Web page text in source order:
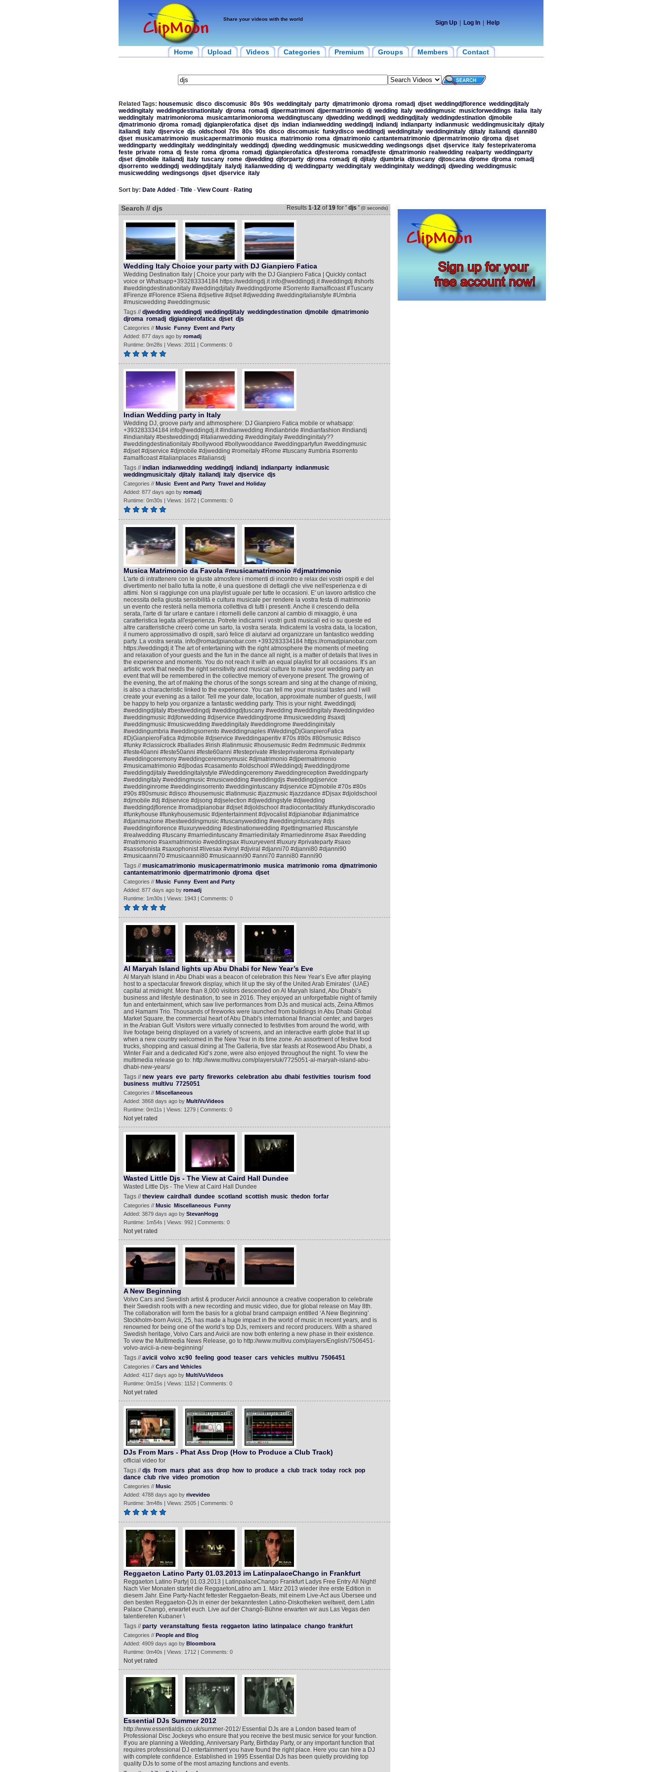
Share your videos with the world
Sign Up Log In Help
Home Upload Videos Categories Premium Groups Members Contact
Related Tags: housemusic disco discomusic 80s 90s weddingitaly party djmatrimonio djroma romadj djset weddingdjflorence weddingdjitaly
weddingitaly weddingdestinationitaly djroma romadj djpermatrimoni djpermatrimonio dj wedding italy weddingmusic musicforweddings italia italy
weddingitaly matrimonioroma musicamtarimonioroma weddingtuscany djwedding weddingdj weddingdjitaly weddingdestination djmobile
djmatrimonio djroma romadj djgianpierofatica djset djs indian indianwedding weddingdj indiandj indianparty indianmusic weddingmusicitaly djitaly
italiandj italy djservice djs oldschool 70s 80s 90s disco discomusic funkydisco weddingdj weddingitaly weddinginitaly djitaly italiandj djanni80
djset musicamatrimonio musicapermatrimonio musica matrimonio roma djmatrimonio cantantematrimonio djpermatrimonio djroma djset
weddingparty weddingitaly weddinginitaly weddingdj djweding weddingmusic musicwedding wedingsongs djset djservice italy festeprivateroma
feste private roma dj feste roma djroma romadj djgianpierofatica djfesteroma romadjfeste djmatrimonio realwedding realparty weddingparty
djset djmobile italiandj italy tuscany rome djwedding djforparty djroma romadj dj djitaly djumbria djtuscany djtoscana djrome djroma romadj
djsorrento weddingdj weddingdjitaly italydj italianwedding dj weddingparty weddingitaly weddinginitaly weddingdj djweding weddingmusic
musicwedding wedingsongs djset djservice italy
Sort by: Date Added - Title- View Count- Rating
Search // djs Results 1-12of19for ' djs ' (0 seconds)
Wedding Italy Choice your party with DJ Gianpiero Fatica
Wedding Destination Italy | Choice your party with the DJ Gianpiero Fatica | Quickly contact
voice or Whatsapp+393283334184 https://weddingdj.it info@weddingdj.it #weddingdj #shorts
#weddingdestinationitaly #weddingdjitaly #weddingdjrome #Sorrento #amalficoast #Tuscany
#Firenze #Florence #Siena #djsetlive #djset #djwedding #weddingitalianstyle #Umbria
#musicwedding #weddingmusic
Tags //djwedding weddingdj weddingdjitaly weddingdestination djmobile djmatrimonio
djroma romadj djgianpierofatica djset djs
Categories // Music Funny Event and Party
Added: 877 days ago by romadj
Runtime: 0m28s | Views: 2011 | Comments: 0
Indian Wedding party in Italy
Wedding DJ, groove party and athmosphere: DJ Gianpiero Fatica mobile or whatsapp:
+393283334184 info@weddingdj.it #indianwedding #indianbride #indianfashion #indiandj
#indianitaly #bestweddingdj #italianwedding #weddingitaly #weddinginitaly??
#weddingdestinationitaly #bollywood #bollywooddance #weddingpartyfun #weddingmusic
#djset #djservice #djmobile #djwedding #romeitaly #Rome #tuscany #umbria #sorrento
#amalficoast #italianplaces #italiansdj
Tags //indian indianwedding weddingdj indiandj indianparty indianmusic
weddingmusicitaly djitaly italiandj italy djservice djs
Categories // Music Event and Party Travel and Holiday
Added: 877 days ago by romadj
Runtime: 0m30s | Views: 1672 | Comments: 0
Musica Matrimonio da Favola #musicamatrimonio #djmatrimonio
L'arte di intrattenere con le giuste atmosfere i momenti di incontro e relax dei vostri ospiti e del
divertimento nel ballo tutta la notte, è una questione di dettagli che vive nell'esperienza e di
attimi. Non si raggiunge con una playlist uguale per tutte le occasioni. E' un lavoro artistico che
necessita della giusta sensibilità e cultura musicale per rendere la vostra festa di matrimonio
un evento che resterà nella memoria collettiva di tutti i presenti. Anche il crescendo della
serata, l'arte di far urlare e cantare i ritornelli delle canzoni al cambio di mixaggio, è una
caratteristica legata all'esperienza. Potrete indicarmi i vostri gusti musicali ed io su queste ed
altre caratteristiche creerò come un sarto, la vostra serata. Indicatemi la vostra data, la location,
il numero approssimativo di ospiti, sarò felice di aiutarvi ad organizzare un fantastico wedding
party. La vostra serata. info@romadjpianobar.com +393283334184 https://romadjpianobar.com
https://weddingdj.it The art of entertaining with the right atmosphere the moments of meeting
and relaxation of your guests and the fun in the dance all night, is a matter of details that lives in
the experience and moments. You do not reach it with an equal playlist for all occasions. It’s an
artistic work that needs the right sensitivity and musical culture to make your wedding party an
event that will be remembered in the collective memory of everyone present. The growing of
the evening, the art of making the chorus of the songs scream and sing at the change of mixing,
is also a characteristic linked to the experience. You can tell me your musical tastes and I will
create your evening as a tailor. Tell me your date, location, approximate number of guests, I will
be happy to help you organize a fantastic wedding party. This is your night. #weddingdj
#weddingdjitaly #bestweddingdj #weddingdjtuscany #wedding #weddingitaly #weddingvideo
#weddingmusic #djforwedding #djservice #weddingdjrome #musicwedding #saxdj
#weddingmusic #musicwedding #weddingitaly #weddingrome #weddinginitaly
#weddingumbria #weddingsorrento #weddingnaples #WeddingDjGianpieroFatica
#DjGianpieroFatica #djmobile #djservice #weddingaperitiv #70s #80s #80smusic #disco
#funky #classicrock #ballades #irish #latinmusic #housemusic #edm #edmmusic #edmmix
#feste40anni #feste50anni #feste60anni #festeprivate #festeprivateroma #privateparty
#weddingceremony #weddingceremonymusic #djmatrimonio #djpermatrimonio
#musicamatrimonio #djbodas #casamento #oldschool #Weddingdj #weddingdjrome
#weddingdjitaly #weddingitalystyle #Weddingceremony #weddingreception #weddingparty
#weddingitaly #weddingmusic #musicwedding #weddingdjs #weddingdjservice
#weddinginrome #weddinginsorrento #weddingintuscany #djservice #Djmobile #70s #80s
#90s #80smusic #disco #housemusic #latinmusic #jazzmusic #jazzdance #Djsax #djoldschool
#djmobile #dj #djservice #djsong #djselection #djweddingstyle #djwedding
#weddingdjflorence #romadjpianobar #djset #djoldschool #radiocontactitaly #funkydiscoradio
#funkyhouse #funkyhousemusic #djentertainment #djvocalist #djpianobar #djanimatrice
#djanimazione #bestweddingmusic #tuscanywedding #weddingintuscany #djs
#weddinginflorence #luxurywedding #destinationwedding #gettingmarried #tuscanstyle
#realwedding #tuscany #marriedintuscany #marriedinitaly #marriedinrome #sax #wedding
#matrimonio #saxmatrimonio #weddingsax #luxuryevent #luxury #privateparty #saxo
#sassofonista #saxophonist #livesax #vinyl #djviral #djanni70 #djanni80 #djanni90
#musicaanni70 #musicaanni80 #musicaanni90 #anni70 #anni80 #anni90
Tags //musicamatrimonio musicapermatrimonio musica matrimonio roma djmatrimonio
cantantematrimonio djpermatrimonio djroma djset
Categories // Music Funny Event and Party
Added: 877 days ago by romadj
Runtime: 1m30s | Views: 1943 | Comments: 0
Al Maryah Island lights up Abu Dhabi for New Year’s Eve
Al Maryah Island in Abu Dhabi was a beacon of celebration this New Year’s Eve after playing
host to a spectacular firework display, which lit up the sky of the United Arab Emirates’ (UAE)
capital at midnight. More than 8,000 visitors descended on Al Maryah Island, Abu Dhabi’s
business and lifestyle destination, to see in 2016. They enjoyed an unforgettable night of family
fun and entertainment, which saw live performances from DJs and musical acts, Zeina Aftimos
and Hamami Trio. Thousands of fireworks were launched from buildings in Abu Dhabi Global
Market Square, the commercial heart of Abu Dhabi's international financial center, and barges
in the Arabian Gulf. Visitors were virtually connected to festivities from around the world, with
live footage being displayed on a variety of screens, and an interactive earth globe that lit up
when a new country welcomed in the New Year in its time zone. An assortment of festive food
trucks, shopping and casual dining at The Galleria, five star feasts at Rosewood Abu Dhabi, a
Winter Fair and a dedicated Kid’s zone, were also enjoyed throughout the night. To view the
multimedia release go to: http://www.multivu.com/players/uk/7725051-al-maryah-island-abu-
dhabi-new-years/
Tags //new years eve party fireworks celebration abu dhabi festivities tourism food
business multivu 7725051
Categories // Miscellaneous
Added: 3868 days ago by MultiVuVideos
Runtime: 0m11s | Views: 1279 | Comments: 0
Not yet rated
Wasted Little Djs - The View at Caird Hall Dundee
Wasted Little Djs - The View at Caird Hall Dundee
Tags //theview cairdhall dundee scotland scottish music thedon forfar
Categories // Music Miscellaneous Funny
Added: 3879 days ago by StevanHogg
Runtime: 1m54s | Views: 992 | Comments: 0
Not yet rated
A New Beginning
Volvo Cars and Swedish artist & producer Avicii announce a creative cooperation to celebrate
their Swedish roots with a new recording and music video, due for global release on May 8th.
The collaboration will form the basis for a global brand campaign entitled ‘A New Beginning’.
Stockholm-born Avicii, 25, has made a huge impact in the world of music in recent years, and is
renowned for being one of the world’s top DJs, remixers and record producers. With a shared
Swedish heritage, Volvo Cars and Avicii are now both entering a new phase in their existence.
To view the Multimedia News Release, go to http://www.multivu.com/players/English/7506451-
volvo-avicii-a-new-beginning/
Tags //avicii volvo xc90 feeling good teaser cars vehicles multivu 7506451
Categories // Cars and Vehicles
Added: 4117 days ago by MultiVuVideos
Runtime: 0m15s | Views: 1152 | Comments: 0
Not yet rated
DJs From Mars - Phat Ass Drop (How to Produce a Club Track)
official video for
Tags //djs from mars phat ass drop how to produce a club track today rock pop
dance club rive video promotion
Categories // Music
Added: 4788 days ago by rivevideo
Runtime: 3m48s | Views: 2505 | Comments: 0
Reggaeton Latino Party 01.03.2013 im LatinpalaceChango in Frankfurt
Reggaeton Latino Party| 01.03.2013 | LatinpalaceChango Frankfurt Ladys Free Entry All Night!
Nach Vier Monaten startet die ReggaetonLatino am 1. März 2013 wieder ihre erste Edition in
diesem Jahr. Eine Party-Nacht fettester Reggaeton-Beats, mit einem Live-Act aus Übersee und
den besten Reggaeton-DJs in einer der bekanntesten Latino-Diskotheken weltweit, dem Latin
Palace Changó, erwartet euch. Live auf der Changó-Bühne erwarten wir aus Las Vegas den
talentiereten Kubaner \
Tags //party veranstaltung fiesta reggaeton latino latinpalace chango frankfurt
Categories // People and Blog
Added: 4909 days ago by Bloombora
Runtime: 0m40s | Views: 1712 | Comments: 0
Not yet rated
Essential DJs Summer 2012
http://www.essentialdjs.co.uk/summer-2012/ Essential DJs are a London based team of
Professional Disc Jockeys who ensure that you receive the best music service for your function.
If you are planning a Wedding, Anniversary Party, Birthday Party, or any important function that
requires professional DJ entertainment you have found the right place. Here you can hire a DJ
with complete confidence. Established in 1995 Essential DJs has been quietly providing top
quality DJs to some of the most amazing functions and events.